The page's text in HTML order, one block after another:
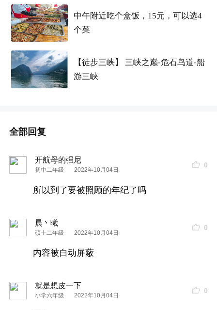
中午附近吃个盒饭，15元，可以选4
个菜
【徒步三峡】 三峡之巅-危石鸟道-船
游三峡
全部回复
开航母的强尼
初中二年级 2022年10月04日
0
所以到了要被照顾的年纪了吗
晨丶曦
硕士二年级 2022年10月04日
0
内容被自动屏蔽
就是想皮一下
小学六年级 2022年10月04日
0